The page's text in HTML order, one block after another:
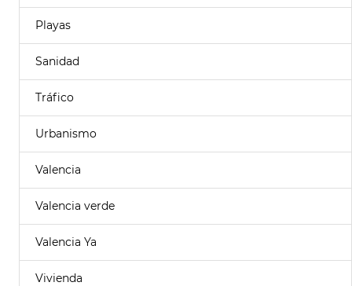
Playas
Sanidad
Tráfico
Urbanismo
Valencia
Valencia verde
Valencia Ya
Vivienda